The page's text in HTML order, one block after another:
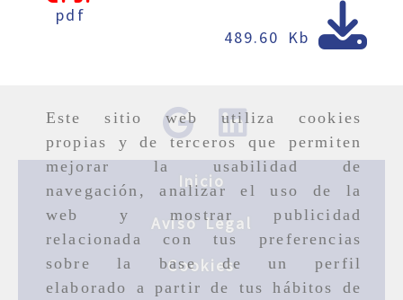
Este sitio web utiliza cookies
propias y de terceros que permiten
mejorar la usabilidad de
navegación, analizar el uso de la
web y mostrar publicidad
relacionada con tus preferencias
sobre la base de un perfil
elaborado a partir de tus hábitos de
pdf
489.60 Kb
Inicio
Aviso Legal
Cookies